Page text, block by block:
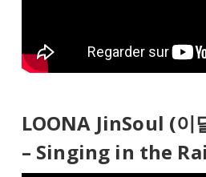
LOONA JinSoul (이
– Singing in the